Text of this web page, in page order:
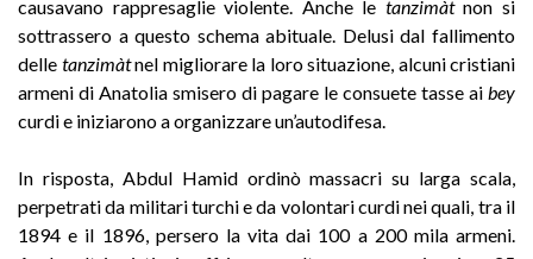
causavano rappresaglie violente. Anche le tanzimàtnon si
sottrassero a questo schema abituale. Delusi dal fallimento
delle tanzimàtnel migliorare la loro situazione, alcuni cristiani
armeni di Anatolia smisero di pagare le consuete tasse ai bey
curdi e iniziarono a organizzare un’autodifesa.
In risposta, Abdul Hamid ordinò massacri su larga scala,
perpetrati da militari turchi e da volontari curdi nei quali, tra il
1894 e il 1896, persero la vita dai 100 a 200 mila armeni.